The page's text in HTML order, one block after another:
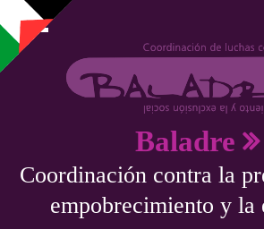
Pasar al contenido principal
Baladre
Coordinación contra la
empobrecimiento y la